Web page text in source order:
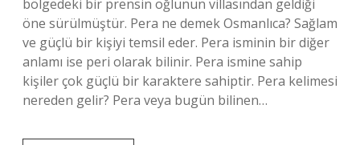
bölgedeki bir prensin oğlunun villasından geldiği
öne sürülmüştür. Pera ne demek Osmanlıca? Sağlam
ve güçlü bir kişiyi temsil eder. Pera isminin bir diğer
anlamı ise peri olarak bilinir. Pera ismine sahip
kişiler çok güçlü bir karaktere sahiptir. Pera kelimesi
nereden gelir? Pera veya bugün bilinen…